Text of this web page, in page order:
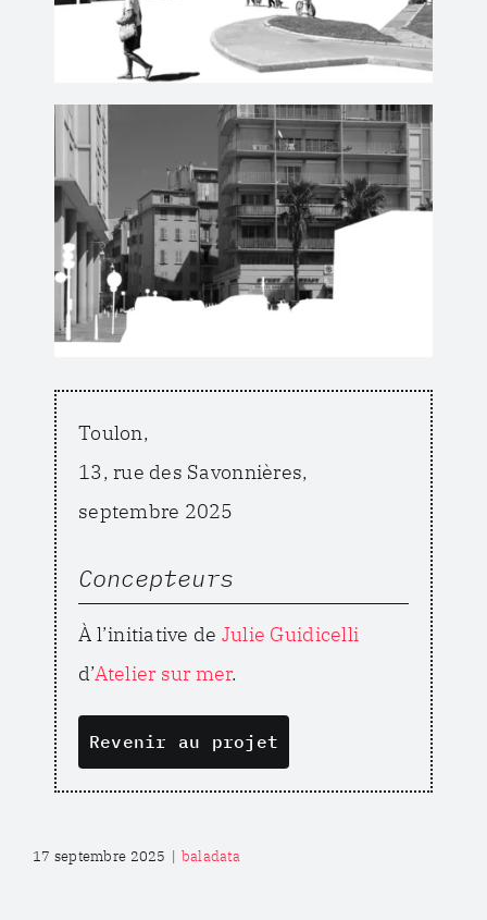
Toulon,
13, rue des Savonnières,
septembre 2025
Concepteurs
À l’initiative de Julie Guidicelli
d’Atelier sur mer.
Revenir au projet
17 septembre 2025 | baladata